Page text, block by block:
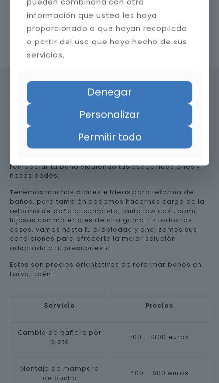
Contacta con nosotros
Precio de reformar el baño en
remodelar tu baño siguiendo tus especificaciones y
necesidades.
Tenemos muchos planes e ideas para reforma de
baños, pero también podemos hacernos cargo de la
reforma de baño al completo, tanto low cost, como
lujosas con materiales de alta gama. En todos los
casos, vamos hasta tu propiedad y analizamos sus
condiciones para ofrecerte la mejor solución
adaptada a tu presupuesto.
Estos son precios orientativos de reformar baños en
Larva, Jaén:
Servicio Precios
Cambio de bañera por
plató
700 – 1300 euros
Montaje de mampara
de ducha
400 – 600 euros
información que usted les haya
proporcionado o que hayan recopilado
a partir del uso que haya hecho de sus
servicios.
Denegar
Personalizar
Permitir todo